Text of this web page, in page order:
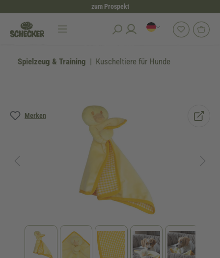
zum Prospekt
Spielzeug & Training Kuscheltiere für Hunde
Merken
Bildergalerie überspringen